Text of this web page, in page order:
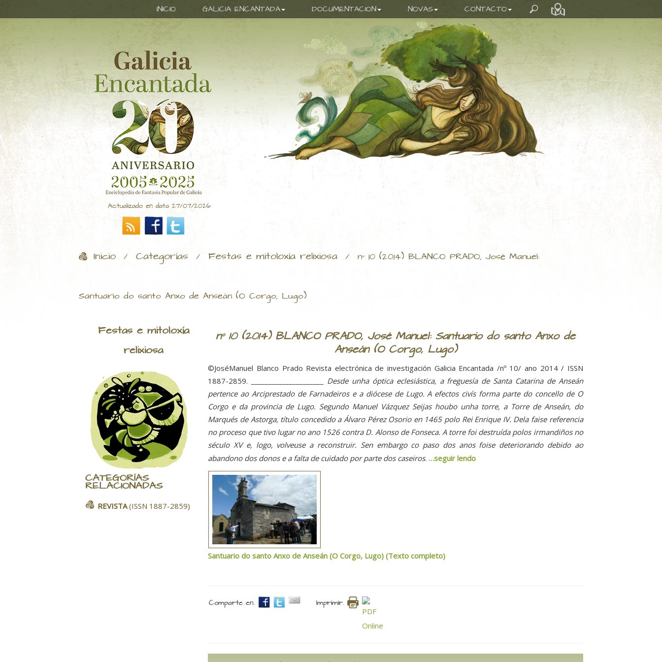
INICIO GALICIA ENCANTADA DOCUMENTACION NOVAS CONTACTO
Actualizado en data 27/07/2026
Inicio / Categorías / Festas e mitoloxía relixiosa / nº 10 (2014) BLANCO PRADO, José Manuel:
Santuario do santo Anxo de Anseán (O Corgo, Lugo)
Festas e mitoloxía
relixiosa
CATEGORÍAS
RELACIONADAS
REVISTA(ISSN 1887-2859)
nº 10 (2014) BLANCO PRADO, José Manuel: Santuario do santo Anxo de
Anseán (O Corgo, Lugo)
©JoséManuel Blanco Prado Revista electrónica de investigación Galicia Encantada /nº 10/ ano 2014 / ISSN
1887-2859. _____________________ Desde unha óptica eclesiástica, a freguesía de Santa Catarina de Anseán
pertence ao Arciprestado de Farnadeiros e a diócese de Lugo. A efectos civís forma parte do concello de O
Corgo e da provincia de Lugo. Segundo Manuel Vázquez Seijas houbo unha torre, a Torre de Anseán, do
Marqués de Astorga, título concedido a Álvaro Pérez Osorio en 1465 polo Rei Enrique IV. Dela faise referencia
no proceso que tivo lugar no ano 1526 contra D. Alonso de Fonseca. A torre foi destruída polos irmandiños no
século XV e, logo, volveuse a reconstruir. Sen embargo co paso dos anos foise deteriorando debido ao
abandono dos donos e a falta de cuidado por parte dos caseiros.…seguir lendo
Santuario do santo Anxo de Anseán (O Corgo, Lugo) (Texto completo)
Comparte en. Imprimir.